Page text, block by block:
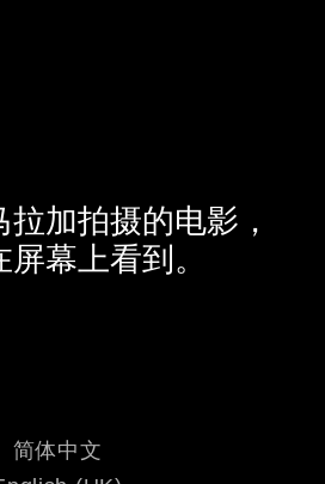
加拍摄的电影，
幕上看到。
简体中文